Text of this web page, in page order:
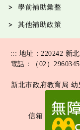
學前補助彙整
其他補助政策
::: 地址：220242 新
電話：（02）
新北市政府教育局
信箱